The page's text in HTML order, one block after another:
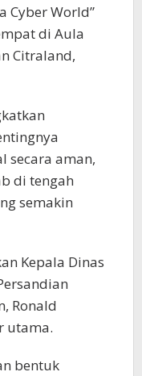
Cyber World”
di Aula
Citraland,
secara aman,
di tengah
semakin
Kepala Dinas
Ronald
utama.
bentuk